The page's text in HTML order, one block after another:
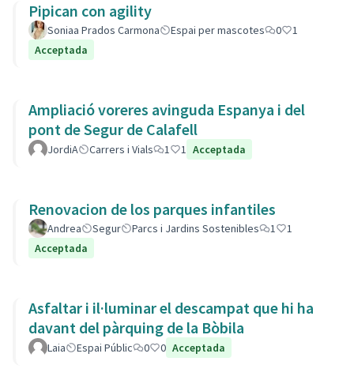
Pipican con agility
Soniaa Prados Carmona Espai per mascotes 0
1
Acceptada
Ampliació voreres avinguda Espanya i del
pont de Segur de Calafell
JordiA Carrers i Vials 1 1 Acceptada
Renovacion de los parques infantiles
Andrea Segur Parcs i Jardins Sostenibles 1
1
Acceptada
Asfaltar i il·luminar el descampat que hi ha
davant del pàrquing de la Bòbila
Laia Espai Públic 0 0 Acceptada